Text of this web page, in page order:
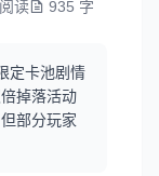
读 935 字
定卡池剧情
掉落活动
部分玩家